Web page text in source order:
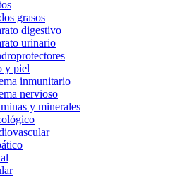
grasos
digestivo
urinario
y piel
inmunitario
nervioso
y minerales